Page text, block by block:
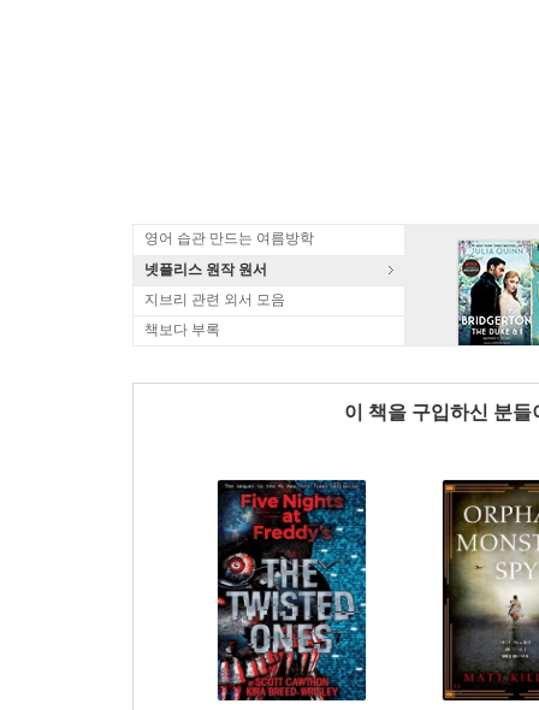
영어 습관 만드는 여름방학
넷플리스 원작 원서
지브리 관련 외서 모음
책보다 부록
이 책을 구입하신 분